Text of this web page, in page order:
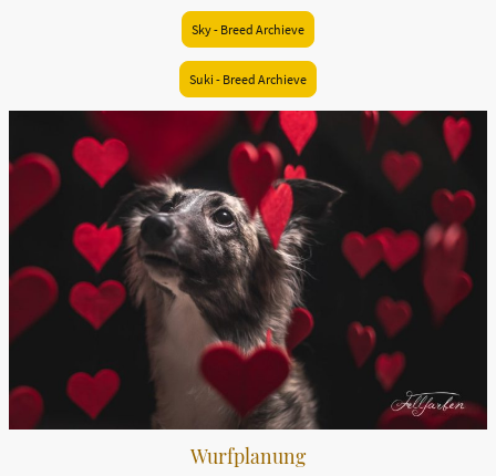
Sky - Breed Archieve
Suki - Breed Archieve
Wurfplanung